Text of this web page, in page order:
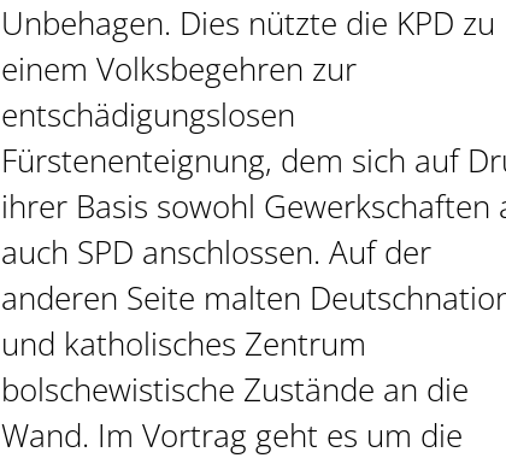
Unbehagen. Dies nützte die KPD zu
einem Volksbegehren zur
entschädigungslosen
Fürstenenteignung, dem sich auf
ihrer Basis sowohl Gewerkschaften
auch SPD anschlossen. Auf der
anderen Seite malten
und katholisches Zentrum
bolschewistische Zustände an die
Wand. Im Vortrag geht es um die